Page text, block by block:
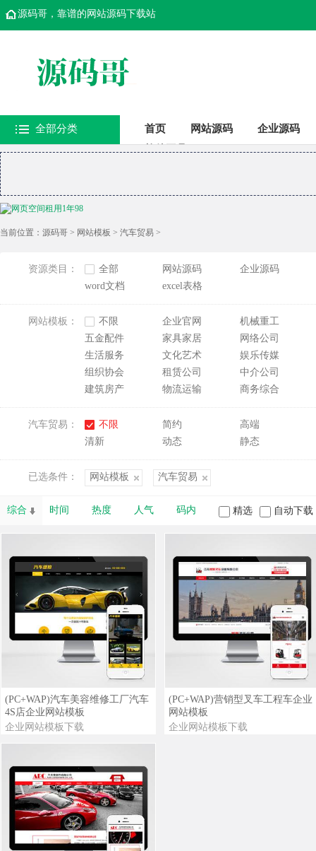
源码哥，靠谱的网站源码下载站
全部分类 首页 网站源码
企业源码
当前位置： 源码哥 > 网站模板 > 汽车贸易 >
资源类目： 全部 网站源码
企业源码
word文档
excel表格
网站模板： 不限 企业官网
机械重工
五金配件
家具家居
网络公司
生活服务
文化艺术
娱乐传媒
组织协会
租赁公司
中介公司
建筑房产
物流运输 商务综合
汽车贸易： 不限 简约
高端
清新
动态 静态
已选条件： 网站模板 汽车贸易
综合 时间 热度 人气 码内 精选 自动下载
查看详情 查看演示
(PC+WAP)汽车美容维修工厂汽车
4S店企业网站模板
企业网站模板下载
查看详情 查看演示
(PC+WAP)营销型叉车工程车企业
网站模板
企业网站模板下载